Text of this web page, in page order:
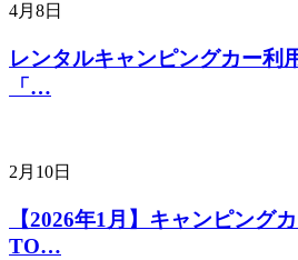
4月8日
レンタルキャンピングカー利
「…
2月10日
【2026年1月】キャンピング
TO…